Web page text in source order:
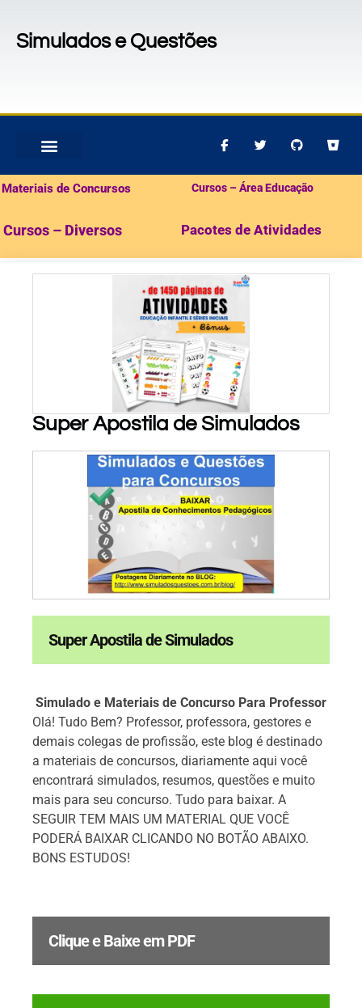
Simulados e Questões
Materiais de Concursos Cursos – Área Educação
Cursos – Diversos Pacotes de Atividades
PARA BAIXAR!
Super Apostila de Simulados
Super Apostila de Simulados
Simulado e Materiais de Concurso Para Professor
Olá! Tudo Bem? Professor, professora, gestores e
demais colegas de profissão, este blog é destinado
a materiais de concursos, diariamente aqui você
encontrará simulados, resumos, questões e muito
mais para seu concurso. Tudo para baixar. A
SEGUIR TEM MAIS UM MATERIAL QUE VOCÊ
PODERÁ BAIXAR CLICANDO NO BOTÃO ABAIXO.
BONS ESTUDOS!
Clique e Baixe em PDF